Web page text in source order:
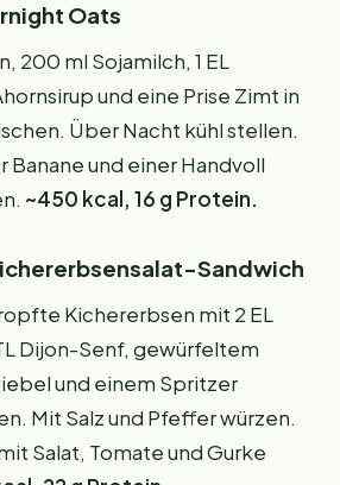
Oats
200 ml Sojamilch, 1 EL
und eine Prise Zimt in
Über Nacht kühl stellen.
und einer Handvoll
~450 kcal, 16 g Protein.
Sandwich
Kichererbsen mit 2 EL
Dijon-Senf, gewürfeltem
und einem Spritzer
Mit Salz und Pfeffer würzen.
Salat, Tomate und Gurke